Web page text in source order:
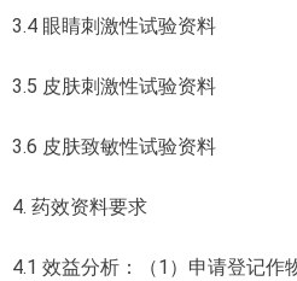
3.4 眼睛刺激性试验资料
3.5 皮肤刺激性试验资料
3.6 皮肤致敏性试验资料
4. 药效资料要求
4.1 效益分析：（1）申请登记作